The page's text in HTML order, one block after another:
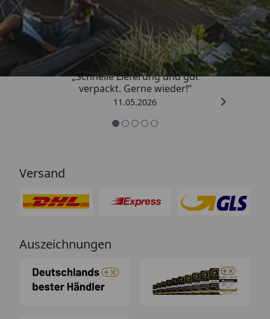
Trusted Shops
4,93/ 5
„Schnelle Lieferung und gut
verpackt. Gerne wieder!“
11.05.2026
Versand
Auszeichnungen